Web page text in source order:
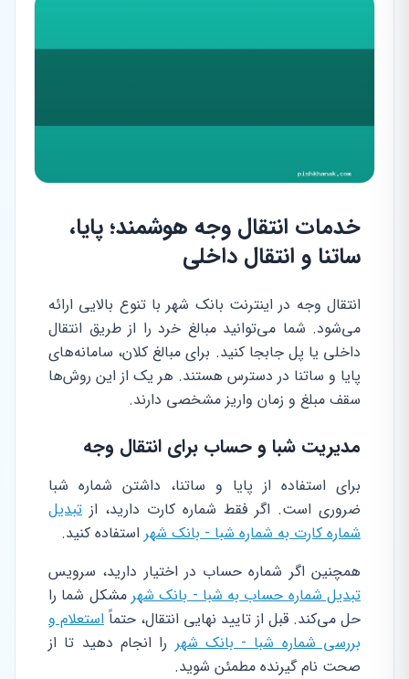
خدمات انتقال وجه هوشمند؛ پایا،
ساتنا و انتقال داخلی
انتقال وجه در اینترنت بانک شهر با تنوع بالایی ارائه
می‌شود. شما می‌توانید مبالغ خرد را از طریق انتقال
داخلی یا پل جابجا کنید. برای مبالغ کلان، سامانه‌های
پایا و ساتنا در دسترس هستند. هر یک از این روش‌ها
سقف مبلغ و زمان واریز مشخصی دارند.
مدیریت شبا و حساب برای انتقال وجه
برای استفاده از پایا و ساتنا، داشتن شماره شبا
ضروری است. اگر فقط شماره کارت دارید، از تبدیل
شماره کارت به شماره شبا - بانک شهر استفاده کنید.
همچنین اگر شماره حساب در اختیار دارید، سرویس
تبدیل شماره حساب به شبا - بانک شهر مشکل شما را
حل می‌کند. قبل از تایید نهایی انتقال، حتماً استعلام و
بررسی شماره شبا - بانک شهر را انجام دهید تا از
صحت نام گیرنده مطمئن شوید.